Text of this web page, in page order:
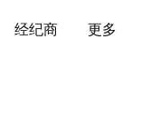
经纪商 更多